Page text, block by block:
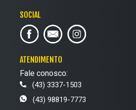
SOCIAL
ATENDIMENTO
Fale conosco:
(43) 3337-1503
(43) 98819-7773